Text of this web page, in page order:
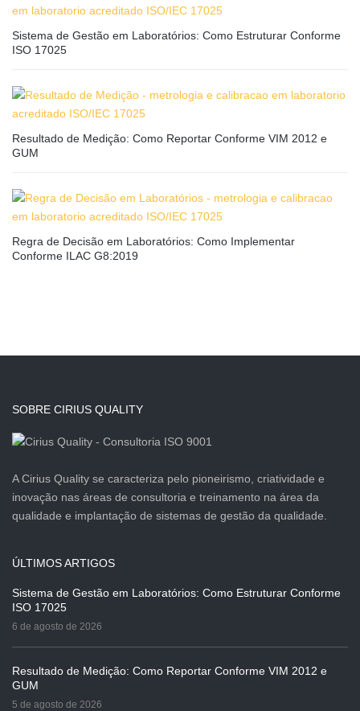
Sistema de Gestão em Laboratórios: Como Estruturar Conforme
ISO 17025
Resultado de Medição: Como Reportar Conforme VIM 2012 e
GUM
Regra de Decisão em Laboratórios: Como Implementar
Conforme ILAC G8:2019
SOBRE CIRIUS QUALITY
A Cirius Quality se caracteriza pelo pioneirismo, criatividade e
inovação nas áreas de consultoria e treinamento na área da
qualidade e implantação de sistemas de gestão da qualidade.
ÚLTIMOS ARTIGOS
Sistema de Gestão em Laboratórios: Como Estruturar Conforme
ISO 17025
6 de agosto de 2026
Resultado de Medição: Como Reportar Conforme VIM 2012 e
GUM
5 de agosto de 2026